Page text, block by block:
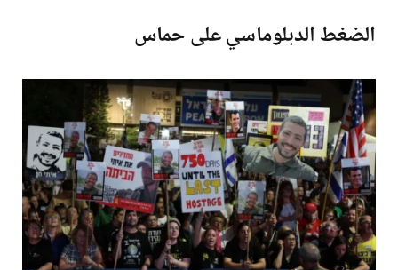
الضغط الدبلوماسي على حماس